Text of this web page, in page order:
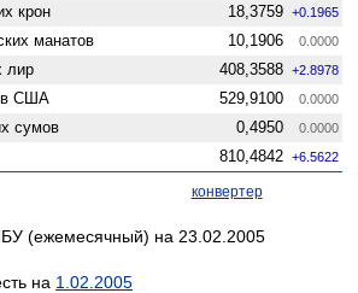
крон 18,3759 +0.1965
манатов 10,1906 0.0000
лир 408,3588 +2.8978
США 529,9100 0.0000
сумов 0,4950 0.0000
810,4842 +6.5622
конвертер
(ежемесячный) на 23.02.2005
на 1.02.2005